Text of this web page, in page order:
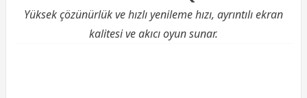
Yüksek çözünürlük ve hızlı yenileme hızı, ayrıntılı ekran
kalitesi ve akıcı oyun sunar.